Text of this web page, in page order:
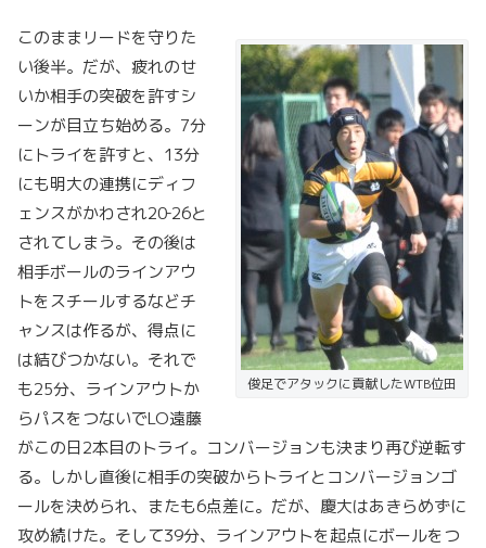
俊足でアタックに貢献したWTB位田
このままリードを守りた
い後半。だが、疲れのせ
いか相手の突破を許すシ
ーンが目立ち始める。7分
にトライを許すと、13分
にも明大の連携にディフ
ェンスがかわされ20‐26と
されてしまう。その後は
相手ボールのラインアウ
トをスチールするなどチ
ャンスは作るが、得点に
は結びつかない。それで
も25分、ラインアウトか
らパスをつないでLO遠藤
がこの日2本目のトライ。コンバージョンも決まり再び逆転す
る。しかし直後に相手の突破からトライとコンバージョンゴ
ールを決められ、またも6点差に。だが、慶大はあきらめずに
攻め続けた。そして39分、ラインアウトを起点にボールをつ